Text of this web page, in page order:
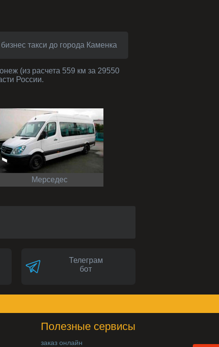
бизнес такси до города Каменка
(из расчета 559 км за 29550
России.
Мерседес
Телеграм
бот
Полезные сервисы
заказ онлайн